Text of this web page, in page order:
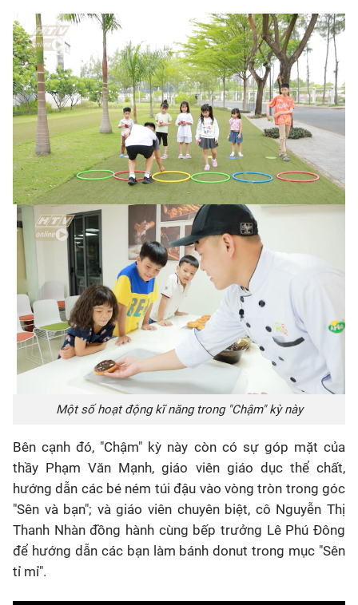
Một số hoạt động kĩ năng trong "Chậm" kỳ này
Bên cạnh đó, "Chậm" kỳ này còn có sự góp mặt của
thầy Phạm Văn Mạnh, giáo viên giáo dục thể chất,
hướng dẫn các bé ném túi đậu vào vòng tròn trong góc
"Sên và bạn"; và giáo viên chuyên biệt, cô Nguyễn Thị
Thanh Nhàn đồng hành cùng bếp trưởng Lê Phú Đông
để hướng dẫn các bạn làm bánh donut trong mục "Sên
tỉ mỉ".